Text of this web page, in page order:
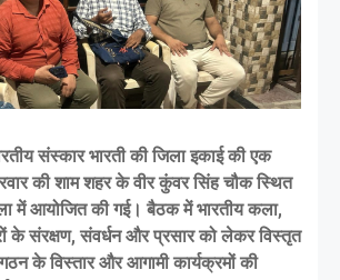
संस्कार भारती की जिला इकाई की एक
की शाम शहर के वीर कुंवर सिंह चौक स्थित
में आयोजित की गई। बैठक में भारतीय कला,
के संरक्षण, संवर्धन और प्रसार को लेकर विस्तृत
के विस्तार और आगामी कार्यक्रमों की